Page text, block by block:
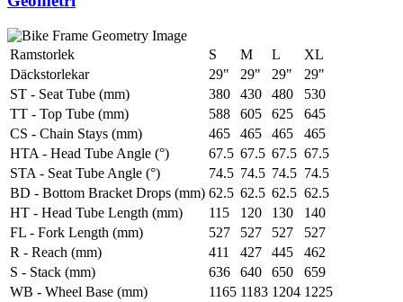
Ramstorlek S M L
XL
Däckstorlekar
29" 29" 29"
29"
ST - Seat Tube (mm)
380 430 480
530
TT - Top Tube (mm)
588 605 625
645
CS - Chain Stays (mm)
465 465 465
465
HTA - Head Tube Angle (°)
67.5 67.5 67.5 67.5
STA - Seat Tube Angle (°)
74.5 74.5 74.5 74.5
BD - Bottom Bracket Drops (mm) 62.5 62.5 62.5 62.5
HT - Head Tube Length (mm)
115 120 130
140
FL - Fork Length (mm)
527 527 527
527
R - Reach (mm)
411 427 445
462
S - Stack (mm)
636 640 650
659
WB - Wheel Base (mm)
1165 1183 1204 1225